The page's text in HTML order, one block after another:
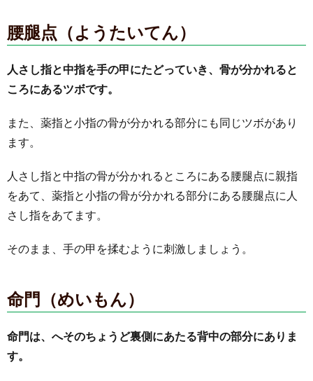
腰腿点（ようたいてん）
人さし指と中指を手の甲にたどっていき、骨が分かれると
ころにあるツボです。
また、薬指と小指の骨が分かれる部分にも同じツボがあり
ます。
人さし指と中指の骨が分かれるところにある腰腿点に親指
をあて、薬指と小指の骨が分かれる部分にある腰腿点に人
さし指をあてます。
そのまま、手の甲を揉むように刺激しましょう。
命門（めいもん）
命門は、へそのちょうど裏側にあたる背中の部分にありま
す。